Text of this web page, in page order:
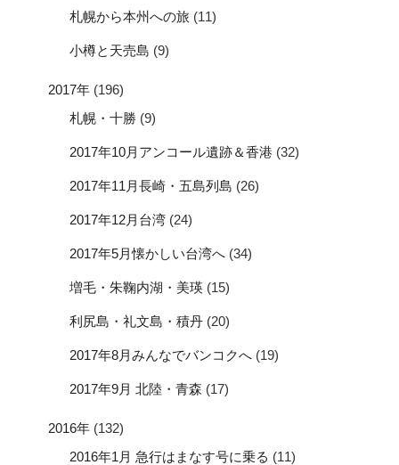
札幌から本州への旅 (11)
小樽と天売島 (9)
2017年 (196)
札幌・十勝 (9)
2017年10月アンコール遺跡＆香港 (32)
2017年11月長崎・五島列島 (26)
2017年12月台湾 (24)
2017年5月懐かしい台湾へ (34)
増毛・朱鞠内湖・美瑛 (15)
利尻島・礼文島・積丹 (20)
2017年8月みんなでバンコクへ (19)
2017年9月 北陸・青森 (17)
2016年 (132)
2016年1月 急行はまなす号に乗る (11)